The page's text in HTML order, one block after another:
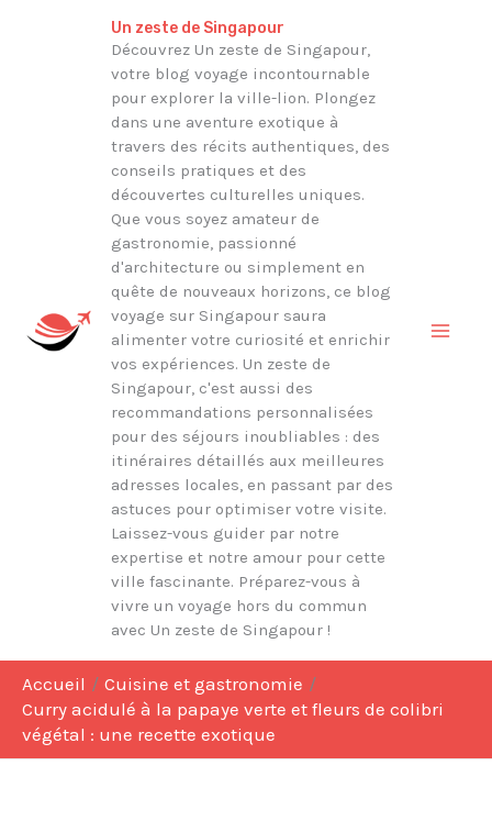
Un zeste de Singapour
Découvrez Un zeste de Singapour,
votre blog voyage incontournable
pour explorer la ville-lion. Plongez
dans une aventure exotique à
travers des récits authentiques, des
conseils pratiques et des
découvertes culturelles uniques.
Que vous soyez amateur de
gastronomie, passionné
d'architecture ou simplement en
quête de nouveaux horizons, ce blog
voyage sur Singapour saura
alimenter votre curiosité et enrichir
vos expériences. Un zeste de
Singapour, c'est aussi des
recommandations personnalisées
pour des séjours inoubliables : des
itinéraires détaillés aux meilleures
adresses locales, en passant par des
astuces pour optimiser votre visite.
Laissez-vous guider par notre
expertise et notre amour pour cette
ville fascinante. Préparez-vous à
vivre un voyage hors du commun
avec Un zeste de Singapour !
Accueil
Cuisine et gastronomie
Curry acidulé à la papaye verte et fleurs de colibri
végétal : une recette exotique
Rechercher